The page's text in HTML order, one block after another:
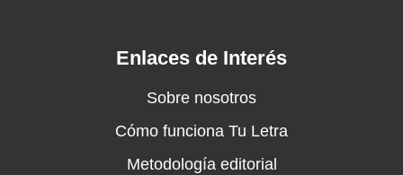
Enlaces de Interés
Sobre nosotros
Cómo funciona Tu Letra
Metodología editorial